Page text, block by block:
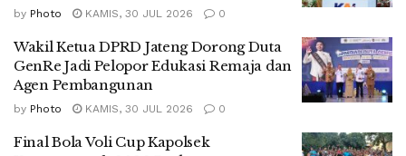
by Photo KAMIS, 30 JUL 2026 0
Wakil Ketua DPRD Jateng Dorong Duta
GenRe Jadi Pelopor Edukasi Remaja dan
Agen Pembangunan
by Photo KAMIS, 30 JUL 2026 0
Final Bola Voli Cup Kapolsek